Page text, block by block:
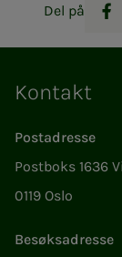
Del på
Kontakt
Postadresse
Postboks 1636
0119 Oslo
Besøksadresse